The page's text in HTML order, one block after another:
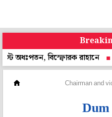
বিস্ফোরক রাহানে
'জেন জি
Chairman and